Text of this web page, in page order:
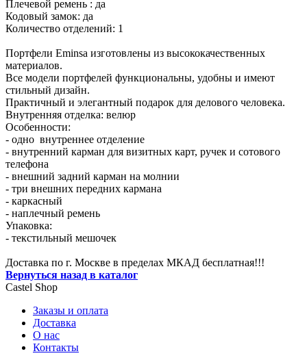
Плечевой ремень : да
Кодовый замок: да
Количество отделений: 1
Портфели Eminsa изготовлены из высококачественных
материалов.
Все модели портфелей функциональны, удобны и имеют
стильный дизайн.
Практичный и элегантный подарок для делового человека.
Внутренняя отделка: велюр
Особенности:
- одно внутреннее отделение
- внутренний карман для визитных карт, ручек и сотового
телефона
- внешний задний карман на молнии
- три внешних передних кармана
- каркасный
- наплечный ремень
Упаковка:
- текстильный мешочек
Доставка по г. Москве в пределах МКАД бесплатная!!!
Вернуться назад в каталог
Castel Shop
Заказы и оплата
Доставка
О нас
Контакты